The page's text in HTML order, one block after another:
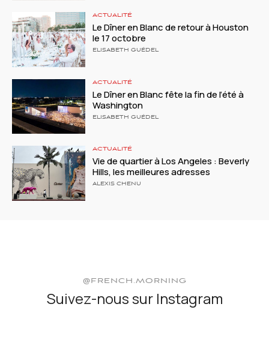
ACTUALITÉ
Le Dîner en Blanc de retour à Houston
le 17 octobre
ELISABETH GUÉDEL
ACTUALITÉ
Le Dîner en Blanc fête la fin de l’été à
Washington
ELISABETH GUÉDEL
ACTUALITÉ
Vie de quartier à Los Angeles : Beverly
Hills, les meilleures adresses
ALEXIS CHENU
@FRENCH.MORNING
Suivez-nous sur Instagram